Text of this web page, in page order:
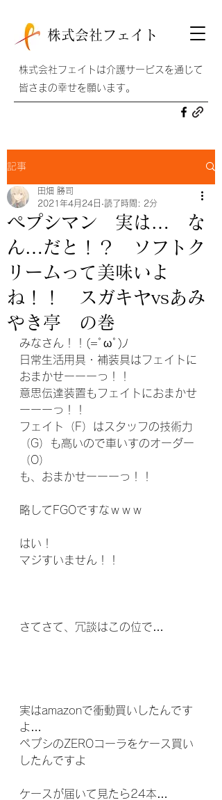
株式会社フェイト
株式会社フェイトは介護サービスを通じて
皆さまの幸せを願います。
記事
ペプシマン 実は… な
ん…だと！？ ソフトク
リームって美味いよ
ね！！ スガキヤvsあみ
やき亭 の巻
田畑 勝司
2021年4月24日 読了時間: 2分
みなさん！！(=ﾟωﾟ)ﾉ
日常生活用具・補装具はフェイトに
おまかせーーーっ！！
意思伝達装置もフェイトにおまかせ
ーーーっ！！
フェイト（F）はスタッフの技術力
（G）も高いので車いすのオーダー
（O）
も、おまかせーーーっ！！
略してFGOですなｗｗｗ
はい！
マジすいません！！
さてさて、冗談はこの位で…
実はamazonで衝動買いしたんです
よ…
ペプシのZEROコーラをケース買い
したんですよ
ケースが届いて見たら24本…